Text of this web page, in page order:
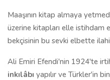
Maaşının kitap almaya
üzerine kitapları elle istihdam
bekçisinin bu sevki elbette
Ali Emiri Efendi'nin 1924'te
inkılâbı yapılır ve Türkler'in